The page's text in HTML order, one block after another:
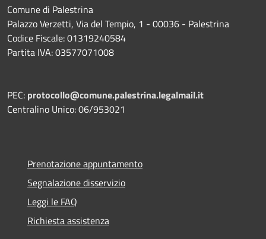
Comune di Palestrina
Palazzo Verzetti, Via del Tempio, 1 - 00036 - Palestrina
Codice Fiscale: 01319240584
Partita IVA: 03577071008
PEC: protocollo@comune.palestrina.legalmail.it
Centralino Unico: 06/953021
Prenotazione appuntamento
Segnalazione disservizio
Leggi le FAQ
Richiesta assistenza